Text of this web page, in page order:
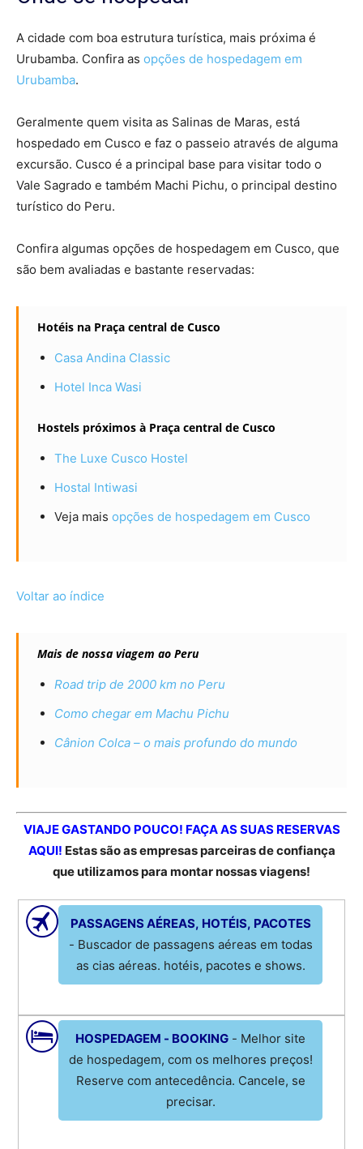
A cidade com boa estrutura turística, mais próxima é
Urubamba. Confira as opções de hospedagem em
Urubamba.
Geralmente quem visita as Salinas de Maras, está
hospedado em Cusco e faz o passeio através de alguma
excursão. Cusco é a principal base para visitar todo o
Vale Sagrado e também Machi Pichu, o principal destino
turístico do Peru.
Confira algumas opções de hospedagem em Cusco, que
são bem avaliadas e bastante reservadas:
Hotéis na Praça central de Cusco
Casa Andina Classic
Hotel Inca Wasi
Hostels próximos à Praça central de Cusco
The Luxe Cusco Hostel
Hostal Intiwasi
Veja mais opções de hospedagem em Cusco
Voltar ao índice
Mais de nossa viagem ao Peru
Road trip de 2000 km no Peru
Como chegar em Machu Pichu
Cânion Colca – o mais profundo do mundo
VIAJE GASTANDO POUCO! FAÇA AS SUAS RESERVAS
AQUI! Estas são as empresas parceiras de confiança
que utilizamos para montar nossas viagens!
PASSAGENS AÉREAS, HOTÉIS, PACOTES
- Buscador de passagens aéreas em todas
as cias aéreas. hotéis, pacotes e shows.
HOSPEDAGEM - BOOKING - Melhor site
de hospedagem, com os melhores preços!
Reserve com antecedência. Cancele, se
precisar.